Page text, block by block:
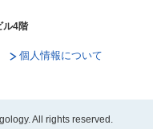
4階
個人情報について
All rights reserved.